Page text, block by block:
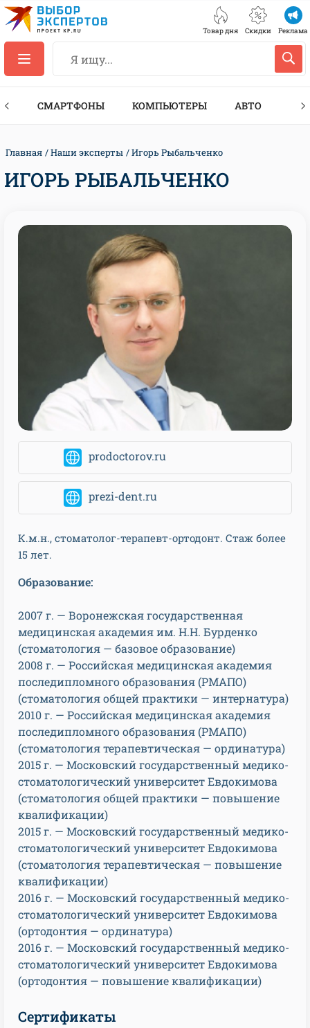
Товар дня Скидки Реклама
СМАРТФОНЫ КОМПЬЮТЕРЫ АВТО
Главная Наши эксперты Игорь Рыбальченко
ИГОРЬ РЫБАЛЬЧЕНКО
prodoctorov.ru
prezi-dent.ru
К.м.н., стоматолог-терапевт-ортодонт. Стаж более
15 лет.
Образование:
2007 г. — Воронежская государственная
медицинская академия им. Н.Н. Бурденко
(стоматология — базовое образование)
2008 г. — Российская медицинская академия
последипломного образования (РМАПО)
(стоматология общей практики — интернатура)
2010 г. — Российская медицинская академия
последипломного образования (РМАПО)
(стоматология терапевтическая — ординатура)
2015 г. — Московский государственный медико-
стоматологический университет Евдокимова
(стоматология общей практики — повышение
квалификации)
2015 г. — Московский государственный медико-
стоматологический университет Евдокимова
(стоматология терапевтическая — повышение
квалификации)
2016 г. — Московский государственный медико-
стоматологический университет Евдокимова
(ортодонтия — ординатура)
2016 г. — Московский государственный медико-
стоматологический университет Евдокимова
(ортодонтия — повышение квалификации)
Сертификаты